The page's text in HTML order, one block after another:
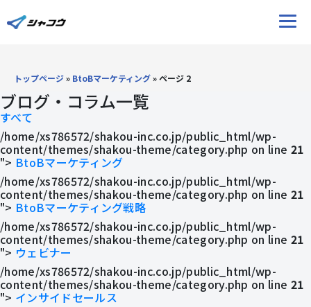
ホーム
サービス
ブログ
Youtube
ウェビナー
導入事例
トップページ» BtoBマーケティング»ページ 2
ブログ・コラム一覧
すべて
/home/xs786572/shakou-inc.co.jp/public_html/wp-
content/themes/shakou-theme/category.php on line 21
"> BtoBマーケティング
/home/xs786572/shakou-inc.co.jp/public_html/wp-
content/themes/shakou-theme/category.php on line 21
"> BtoBマーケティング戦略
/home/xs786572/shakou-inc.co.jp/public_html/wp-
content/themes/shakou-theme/category.php on line 21
"> ウェビナー
/home/xs786572/shakou-inc.co.jp/public_html/wp-
content/themes/shakou-theme/category.php on line 21
"> インサイドセールス